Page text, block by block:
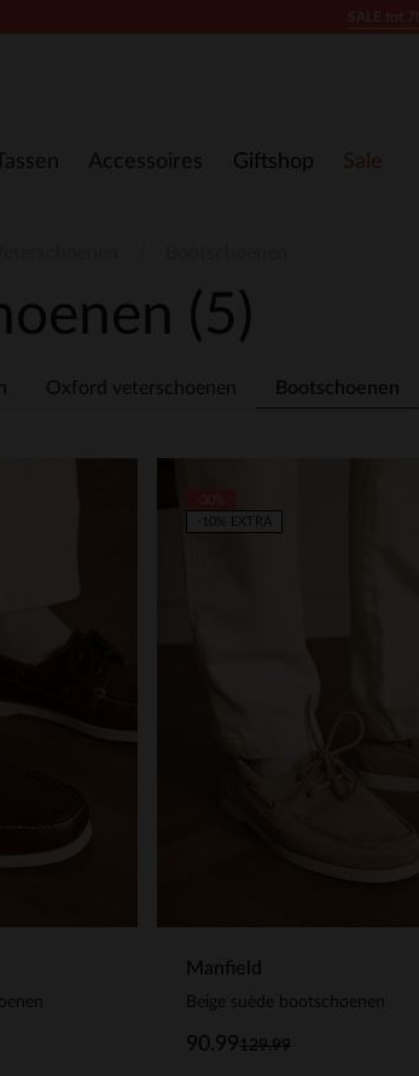
Tassen Accessoires Giftshop Sale
(5)
Oxford veterschoenen Bootschoenen
Manfield
Beige suède bootschoenen
129.99
90.99
-10% EXTRA